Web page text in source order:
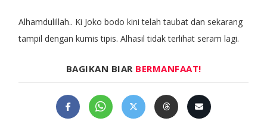
Alhamdulillah.. Ki Joko bodo kini telah taubat dan sekarang
tampil dengan kumis tipis. Alhasil tidak terlihat seram lagi.
BAGIKAN BIAR BERMANFAAT!